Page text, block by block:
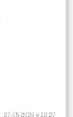
27.05.2025 в 22:27